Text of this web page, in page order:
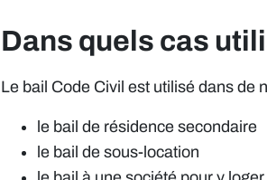
Dans quels cas
Le bail Code Civil est utilisé dans de
le bail de résidence secondaire
le bail de sous-location